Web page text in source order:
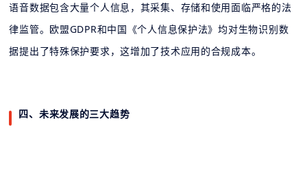
语音数据包含大量个人信息，其采集、存储和使用面临严格的法
律监管。欧盟GDPR和中国《个人信息保护法》均对生物识别数
据提出了特殊保护要求，这增加了技术应用的合规成本。
四、未来发展的三大趋势